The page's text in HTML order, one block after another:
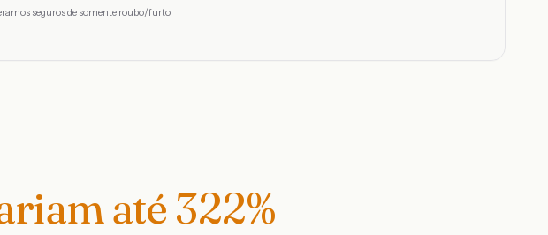
seguros de somente roubo/furto.
até 322%